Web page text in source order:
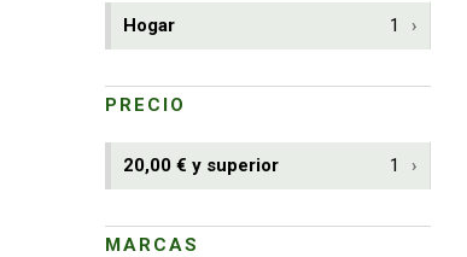
Hogar 1
PRECIO
20,00 € y superior 1
MARCAS